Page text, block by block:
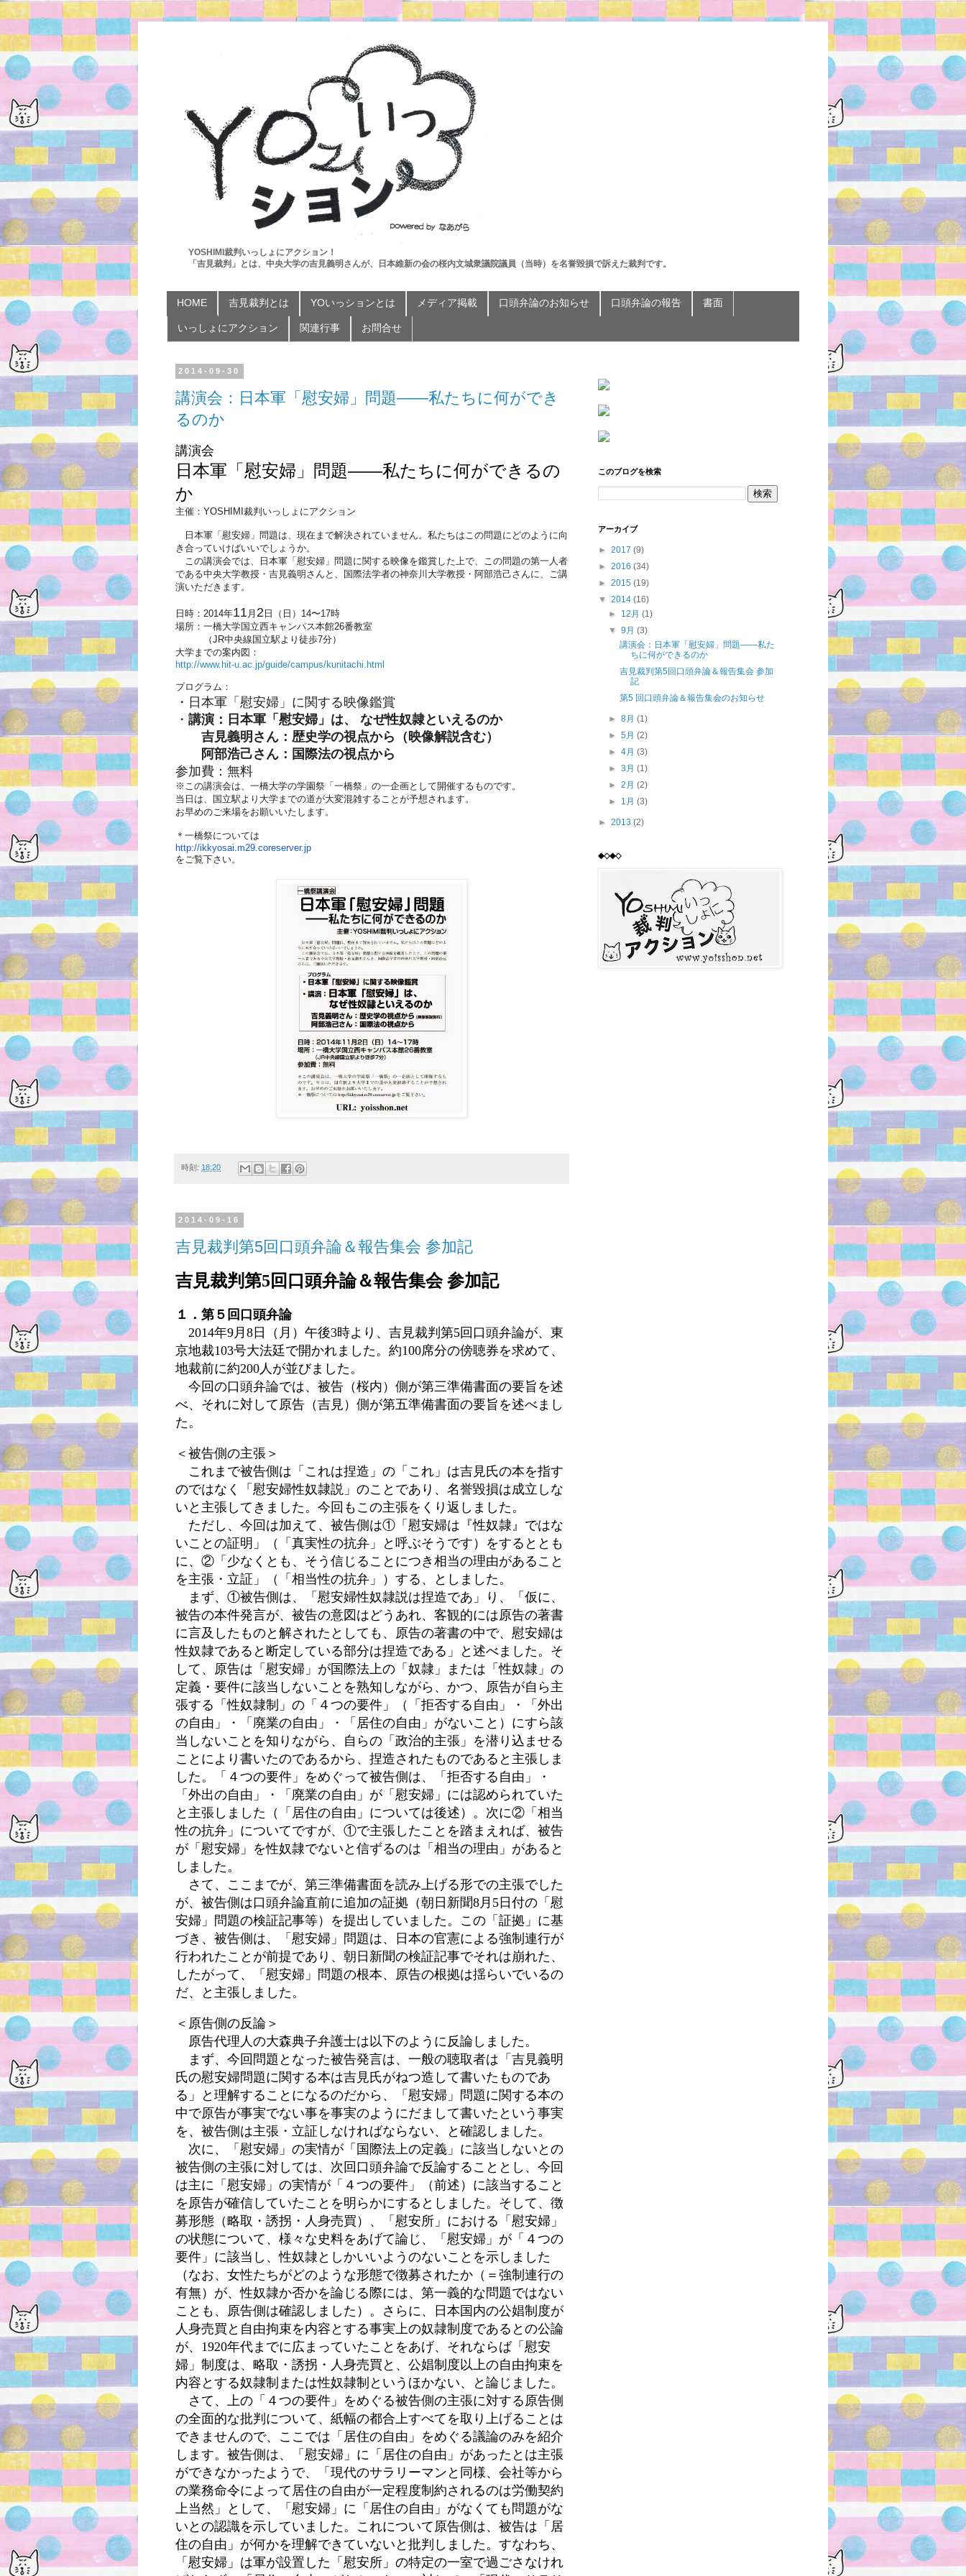
YOSHIMI裁判いっしょにアクション！
「吉見裁判」とは、中央大学の吉見義明さんが、日本維新の会の桜内文城衆議院議員（当時）を名誉毀損で訴えた裁判です。
HOME 吉見裁判とは YOいっションとは メディア掲載 口頭弁論のお知らせ 口頭弁論の報告 書面
いっしょにアクション 関連行事 お問合せ
2014-09-30
講演会：日本軍「慰安婦」問題――私たちに何ができ
るのか
講演会
日本軍「慰安婦」問題――私たちに何ができるの
か
主催：YOSHIMI裁判いっしょにアクション
日本軍「慰安婦」問題は、現在まで解決されていません。私たちはこの問題にどのように向
き合っていけばいいでしょうか。
この講演会では、日本軍「慰安婦」問題に関する映像を鑑賞した上で、この問題の第一人者
である中央大学教授・吉見義明さんと、国際法学者の神奈川大学教授・阿部浩己さんに、ご講
演いただきます。
日時：2014年11月 2 日（日）14〜17時
場所：一橋大学国立西キャンパス本館26番教室
（JR中央線国立駅より徒歩7分）
大学までの案内図：
http://www.hit-u.ac.jp/guide/campus/kunitachi.html
プログラム：
・日本軍「慰安婦」に関する映像鑑賞
・ 講演：日本軍「慰安婦」は、 なぜ性奴隷といえるのか
吉見義明さん：歴史学の視点から（映像解説含む）
阿部浩己さん：国際法の視点から
参加費：無料
※この講演会は、一橋大学の学園祭「一橋祭」の一企画として開催するものです。
当日は、国立駅より大学までの道が大変混雑することが予想されます。
お早めのご来場をお願いいたします。
＊一橋祭については
http://ikkyosai.m29.coreserver.jp
をご覧下さい。
時刻: 18:20
2014-09-16
吉見裁判第5回口頭弁論＆報告集会 参加記
吉見裁判第5回口頭弁論＆報告集会 参加記
１．第５回口頭弁論
2014年9月 8 日（月）午後3時より、吉見裁判第5回口頭弁論が、東
京地裁103号大法廷で開かれました。約100席分の傍聴券を求めて、
地裁前に約200人が並びました。
今回の口頭弁論では、被告（桜内）側が第三準備書面の要旨を述
べ、それに対して原告（吉見）側が第五準備書面の要旨を述べまし
た。
＜被告側の主張＞
これまで被告側は「これは捏造」の「これ」は吉見氏の本を指す
のではなく「慰安婦性奴隷説」のことであり、名誉毀損は成立しな
いと主張してきました。今回もこの主張をくり返しました。
ただし、今回は加えて、被告側は①「慰安婦は『性奴隷』ではな
いことの証明」（「真実性の抗弁」と呼ぶそうです）をするととも
に、②「少なくとも、そう信じることにつき相当の理由があること
を主張・立証」（「相当性の抗弁」）する、としました。
まず、①被告側は、「慰安婦性奴隷説は捏造であ」り、「仮に、
被告の本件発言が、被告の意図はどうあれ、客観的には原告の著書
に言及したものと解されたとしても、原告の著書の中で、慰安婦は
性奴隷であると断定している部分は捏造である」と述べました。そ
して、原告は「慰安婦」が国際法上の「奴隷」または「性奴隷」の
定義・要件に該当しないことを熟知しながら、かつ、原告が自ら主
張する「性奴隷制」の「４つの要件」（「拒否する自由」・「外出
の自由」・「廃業の自由」・「居住の自由」がないこと）にすら該
当しないことを知りながら、自らの「政治的主張」を潜り込ませる
ことにより書いたのであるから、捏造されたものであると主張しま
した。「４つの要件」をめぐって被告側は、「拒否する自由」・
「外出の自由」・「廃業の自由」が「慰安婦」には認められていた
と主張しました（「居住の自由」については後述）。次に②「相当
性の抗弁」についてですが、①で主張したことを踏まえれば、被告
が「慰安婦」を性奴隷でないと信ずるのは「相当の理由」があると
しました。
さて、ここまでが、第三準備書面を読み上げる形での主張でした
が、被告側は口頭弁論直前に追加の証拠（朝日新聞8月 5 日付の「慰
安婦」問題の検証記事等）を提出していました。この「証拠」に基
づき、被告側は、「慰安婦」問題は、日本の官憲による強制連行が
行われたことが前提であり、朝日新聞の検証記事でそれは崩れた、
したがって、「慰安婦」問題の根本、原告の根拠は揺らいでいるの
だ、と主張しました。
＜原告側の反論＞
原告代理人の大森典子弁護士は以下のように反論しました。
まず、今回問題となった被告発言は、一般の聴取者は「吉見義明
氏の慰安婦問題に関する本は吉見氏がねつ造して書いたものであ
る」と理解することになるのだから、「慰安婦」問題に関する本の
中で原告が事実でない事を事実のようにだまして書いたという事実
を、被告側は主張・立証しなければならない、と確認しました。
次に、「慰安婦」の実情が「国際法上の定義」に該当しないとの
被告側の主張に対しては、次回口頭弁論で反論することとし、今回
は主に「慰安婦」の実情が「４つの要件」（前述）に該当すること
を原告が確信していたことを明らかにするとしました。そして、徴
募形態（略取・誘拐・人身売買）、「慰安所」における「慰安婦」
の状態について、様々な史料をあげて論じ、「慰安婦」が「４つの
要件」に該当し、性奴隷としかいいようのないことを示しました
（なお、女性たちがどのような形態で徴募されたか（＝強制連行の
有無）が、性奴隷か否かを論じる際には、第一義的な問題ではない
ことも、原告側は確認しました）。さらに、日本国内の公娼制度が
人身売買と自由拘束を内容とする事実上の奴隷制度であるとの公論
が、 1920年代までに広まっていたことをあげ、それならば「慰安
婦」制度は、略取・誘拐・人身売買と、公娼制度以上の自由拘束を
内容とする奴隷制または性奴隷制というほかない、と論じました。
さて、上の「４つの要件」をめぐる被告側の主張に対する原告側
の全面的な批判について、紙幅の都合上すべてを取り上げることは
できませんので、ここでは「居住の自由」をめぐる議論のみを紹介
します。被告側は、「慰安婦」に「居住の自由」があったとは主張
ができなかったようで、「現代のサラリーマンと同様、会社等から
の業務命令によって居住の自由が一定程度制約されるのは労働契約
上当然」として、「慰安婦」に「居住の自由」がなくても問題がな
いとの認識を示していました。これについて原告側は、被告は「居
住の自由」が何かを理解できていないと批判しました。すなわち、
「慰安婦」は軍が設置した「慰安所」の特定の一室で過ごさなけれ
このブログを検索
アーカイブ
► 2017 (9)
► 2016 (34)
► 2015 (19)
▼ 2014 (16)
► 12月(1)
▼9月(3)
講演会：日本軍「慰安婦」問題――私た
ちに何ができるのか
吉見裁判第5回口頭弁論＆報告集会 参加
記
第5 回口頭弁論＆報告集会のお知らせ
►8月(1)
►5月(2)
►4月(3)
►3月(1)
►2月(2)
► 1月(3)
► 2013 (2)
◆◇◆◇